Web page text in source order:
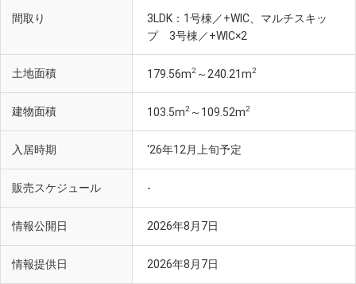
間取り
3LDK：1号棟／+WIC、マルチスキッ
プ 3号棟／+WIC×2
土地面積 179.56m2 ～240.21m2
建物面積 103.5m2 ～109.52m2
入居時期 '26年12月上旬予定
販売スケジュール -
情報公開日 2026年8月7日
情報提供日 2026年8月7日